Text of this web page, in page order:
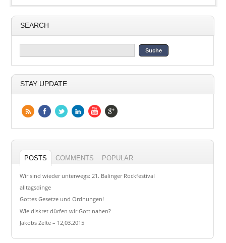
SEARCH
STAY UPDATE
POSTS COMMENTS POPULAR
Wir sind wieder unterwegs: 21. Balinger Rockfestival
alltagsdinge
Gottes Gesetze und Ordnungen!
Wie diskret dürfen wir Gott nahen?
Jakobs Zelte – 12,03.2015